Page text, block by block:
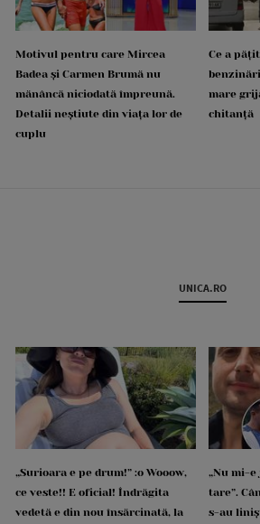
Motivul pentru care Mircea
Badea și Carmen Brumă nu
mănâncă niciodată împreună.
Detalii neștiute din viața lor de
cuplu
Ce a
mare
chitanță
UNICA.RO
„Surioara e pe drum!” :o Wooow,
ce veste!! E oficial! Îndrăgita
vedetă e din nou însărcinată, la
„Nu mi-e
tare”.
s-au